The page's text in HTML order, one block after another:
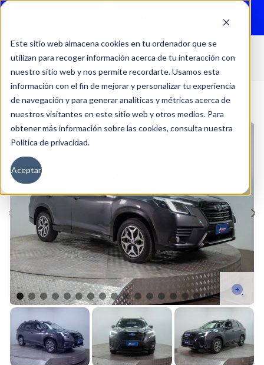
Este sitio web almacena cookies en tu ordenador que se
utilizan para recoger información acerca de tu interacción con
nuestro sitio web y nos permite recordarte. Usamos esta
información con el fin de mejorar y personalizar tu experiencia
de navegación y para generar analíticas y métricas acerca de
nuestros visitantes en este sitio web y otros medios. Para
obtener más información sobre las cookies, consulta nuestra
Política de privacidad.
Aceptar
Inicio Autos